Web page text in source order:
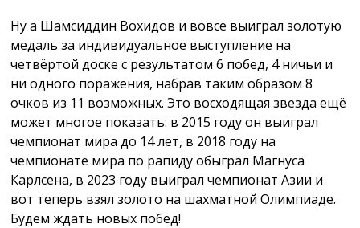
Ну а Шамсиддин Вохидов и вовсе выиграл золотую
медаль за индивидуальное выступление на
четвёртой доске с результатом 6 побед, 4 ничьи и
ни одного поражения, набрав таким образом 8
очков из 11 возможных. Это восходящая звезда ещё
может многое показать: в 2015 году он выиграл
чемпионат мира до 14 лет, в 2018 году на
чемпионате мира по рапиду обыграл Магнуса
Карлсена, в 2023 году выиграл чемпионат Азии и
вот теперь взял золото на шахматной Олимпиаде.
Будем ждать новых побед!